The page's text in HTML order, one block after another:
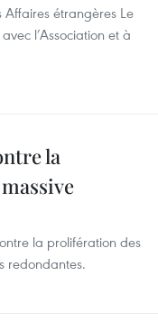
Affaires étrangères Le
l’Association et à
la
la prolifération des
redondantes.